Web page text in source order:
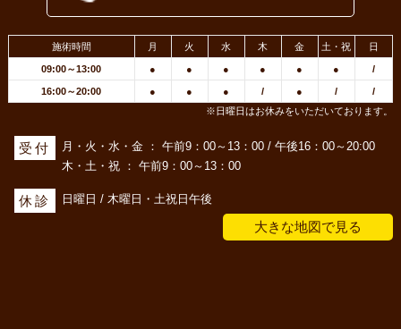
施術時間 月 火 水 木 金 土・祝 日
09:00～13:00 ● ● ● ● ● ● /
16:00～20:00 ● ● ● / ● /
/
※日曜日はお休みをいただいております。
受付
月・火・水・金 ： 午前9：00～13：00 / 午後16：00～20:00
木・土・祝 ： 午前9：00～13：00
休診 日曜日 / 木曜日・土祝日午後
大きな地図で見る